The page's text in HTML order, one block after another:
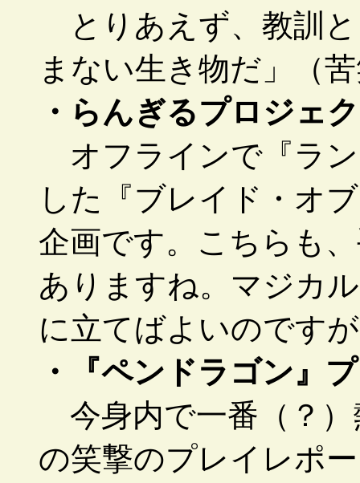
とりあえず、教訓
まない生き物だ」（
・らんぎるプロジェ
オフラインで『ラ
した『ブレイド・オ
企画です。こちらも
ありますね。マジカ
に立てばよいのです
・『ペンドラゴン』
今身内で一番（？）
の笑撃のプレイレポ